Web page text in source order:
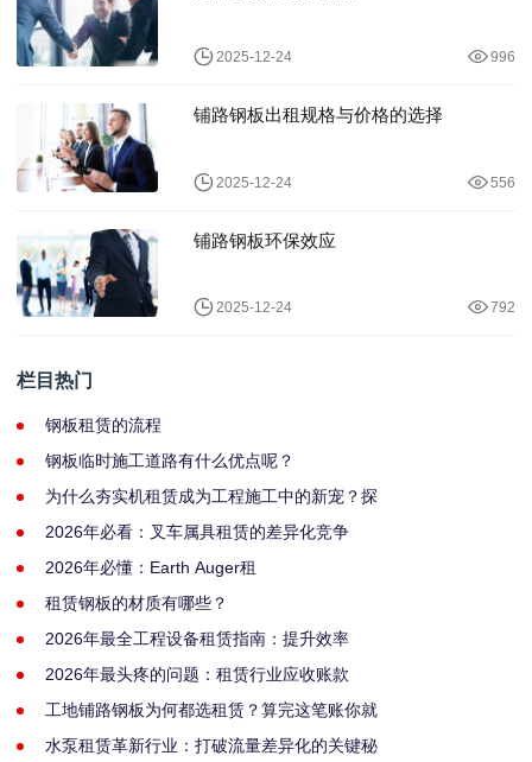
2025-12-24 996
铺路钢板出租规格与价格的选择
2025-12-24 556
铺路钢板环保效应
2025-12-24 792
栏目热门
钢板租赁的流程
钢板临时施工道路有什么优点呢？
为什么夯实机租赁成为工程施工中的新宠？探
2026年必看：叉车属具租赁的差异化竞争
2026年必懂：Earth Auger租
租赁钢板的材质有哪些？
2026年最全工程设备租赁指南：提升效率
2026年最头疼的问题：租赁行业应收账款
工地铺路钢板为何都选租赁？算完这笔账你就
水泵租赁革新行业：打破流量差异化的关键秘